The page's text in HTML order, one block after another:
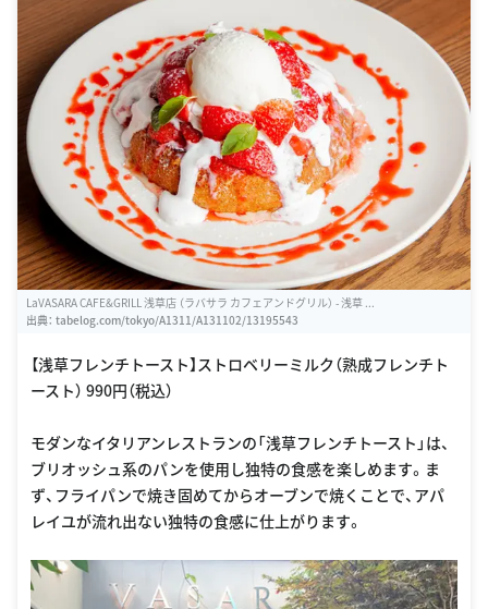
LaVASARA CAFE&GRILL 浅草店 （ラバサラ カフェアンドグリル） - 浅草 ...
出典： tabelog.com/tokyo/A1311/A131102/13195543
【浅草フレンチトースト】ストロベリーミルク（熟成フレンチト
ースト） 990円（税込）
モダンなイタリアンレストランの「浅草フレンチトースト」は、
ブリオッシュ系のパンを使用し独特の食感を楽しめます。ま
ず、フライパンで焼き固めてからオーブンで焼くことで、アパ
レイユが流れ出ない独特の食感に仕上がります。